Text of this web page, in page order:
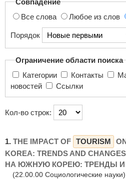
Все слова
Любое из слов
Порядок
Ограничение области поиска
Категории
Контакты
новостей
Ссылки
Кол-во строк:
1. THE IMPACT OF TOURISM
KOREA: TRENDS AND
НА ЮЖНУЮ КОРЕЮ: ТРЕНДЫ И
(22.00.00 Социологические науки)